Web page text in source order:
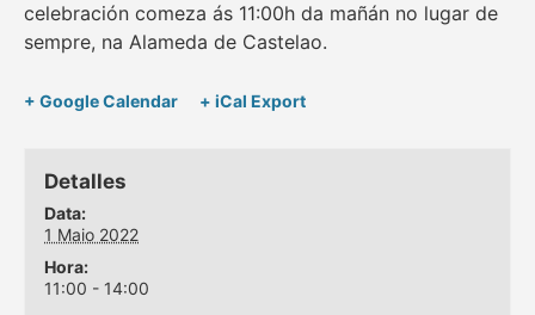
celebración comeza ás 11:00h da mañán no lugar de
sempre, na Alameda de Castelao.
+ Google Calendar + iCal Export
Detalles
Data:
1 Maio 2022
Hora:
11:00 - 14:00